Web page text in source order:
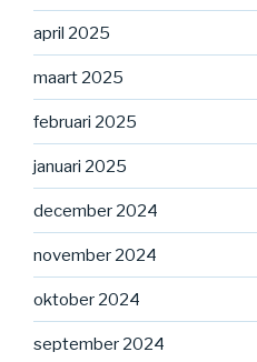
april 2025
maart 2025
februari 2025
januari 2025
december 2024
november 2024
oktober 2024
september 2024